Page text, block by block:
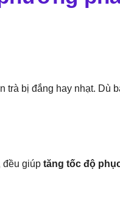
trà bị đắng hay nhạt. Dù
đều giúp tăng tốc độ